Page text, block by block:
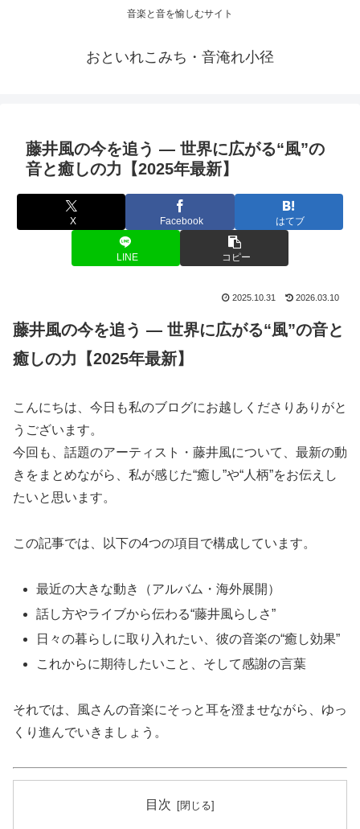
音楽と音を愉しむサイト
おといれこみち・音淹れ小径
藤井風の今を追う ― 世界に広がる“風”の
音と癒しの力【2025年最新】
X Facebook はてブ
LINE コピー
2025.10.31 2026.03.10
藤井風の今を追う ― 世界に広がる“風”の音と
癒しの力【2025年最新】
こんにちは、今日も私のブログにお越しくださりありがと
うございます。
今回も、話題のアーティスト・藤井風について、最新の動
きをまとめながら、私が感じた“癒し”や“人柄”をお伝えし
たいと思います。
この記事では、以下の4つの項目で構成しています。
最近の大きな動き（アルバム・海外展開）
話し方やライブから伝わる“藤井風らしさ”
日々の暮らしに取り入れたい、彼の音楽の“癒し効果”
これからに期待したいこと、そして感謝の言葉
それでは、風さんの音楽にそっと耳を澄ませながら、ゆっ
くり進んでいきましょう。
目次